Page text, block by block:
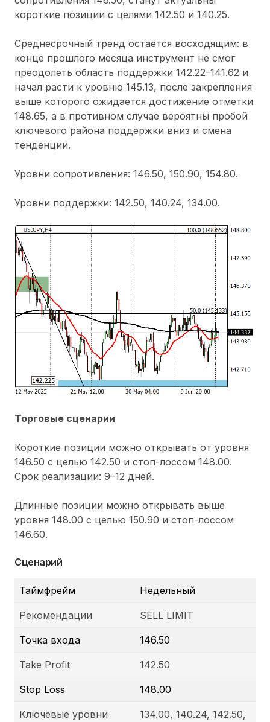
короткие позиции с целями 142.50 и 140.25.
Среднесрочный тренд остаётся восходящим: в
конце прошлого месяца инструмент не смог
преодолеть область поддержки 142.22–141.62 и
начал расти к уровню 145.13, после закрепления
выше которого ожидается достижение отметки
148.65, а в противном случае вероятны пробой
ключевого района поддержки вниз и смена
тенденции.
Уровни сопротивления: 146.50, 150.90, 154.80.
Уровни поддержки: 142.50, 140.24, 134.00.
Торговые сценарии
Короткие позиции можно открывать от уровня
146.50 с целью 142.50 и стоп-лоссом 148.00.
Срок реализации: 9–12 дней.
Длинные позиции можно открывать выше
уровня 148.00 с целью 150.90 и стоп-лоссом
146.60.
Сценарий
Таймфрейм Недельный
Рекомендации SELL LIMIT
Точка входа 146.50
Take Profit 142.50
Stop Loss 148.00
Ключевые уровни
134.00, 140.24, 142.50,